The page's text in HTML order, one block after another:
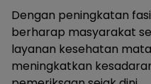
Dengan peningkatan
berharap masyarakat
layanan kesehatan
meningkatkan